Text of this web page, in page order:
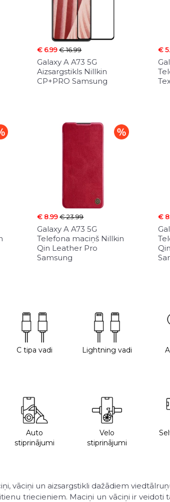
€ 6.99€ 16.99
Galaxy A A73 5G
Aizsargstikls Nillkin
CP+PRO Samsung
€
€ 8.99€ 23.99
Galaxy A A73 5G
Telefona maciņš Nillkin
Qin Leather Pro
Samsung
€
C tipa vadi Lightning vadi
Auto
stiprinājumi
Velo
stiprinājumi
vāciņi un aizsargstikli dažādiem
triecieniem. Maciņi un vāciņi ir veidoti